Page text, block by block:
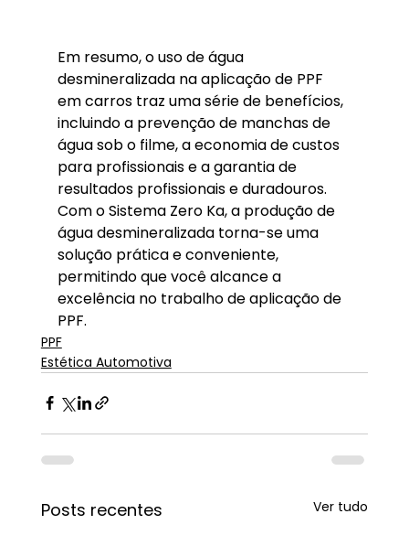
Em resumo, o uso de água
desmineralizada na aplicação de PPF
em carros traz uma série de benefícios,
incluindo a prevenção de manchas de
água sob o filme, a economia de custos
para profissionais e a garantia de
resultados profissionais e duradouros.
Com o Sistema Zero Ka, a produção de
água desmineralizada torna-se uma
solução prática e conveniente,
permitindo que você alcance a
excelência no trabalho de aplicação de
PPF.
PPF
Estética Automotiva
Posts recentes Ver tudo